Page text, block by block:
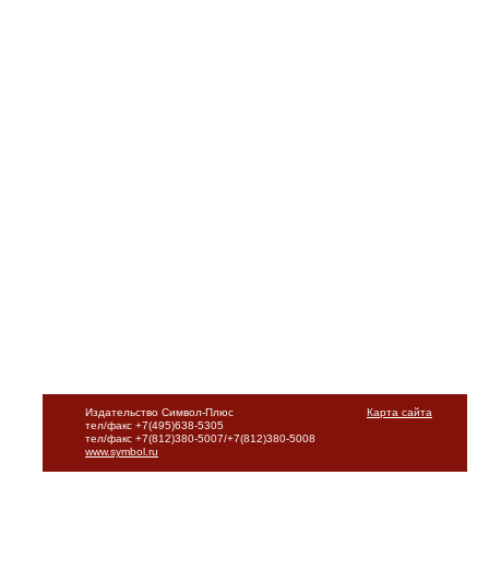
Карта сайта
Издательство Символ-Плюс
тел/факс +7(495)638-5305
тел/факс +7(812)380-5007/+7(812)380-5008
www.symbol.ru